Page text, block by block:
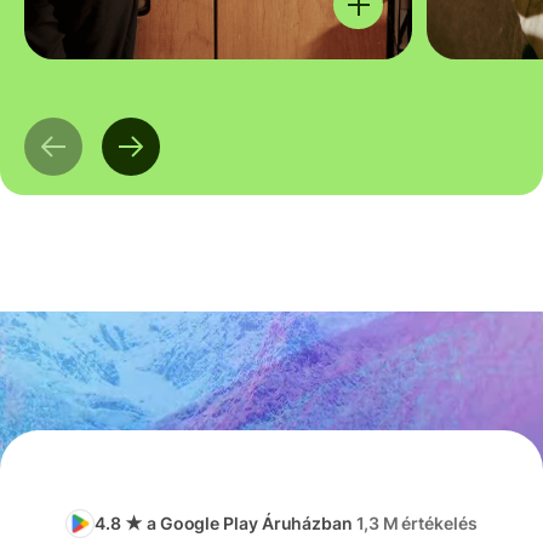
4.8 ★ a Google Play Áruházban 1,3 M értékelés